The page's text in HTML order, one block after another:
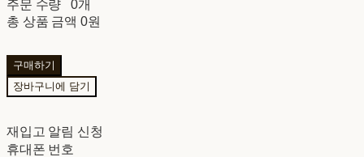
주문 수량
0개
총 상품 금액 0원
구매하기
장바구니에 담기
재입고 알림 신청
휴대폰 번호